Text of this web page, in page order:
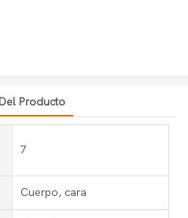
Producto
7
Cuerpo, cara